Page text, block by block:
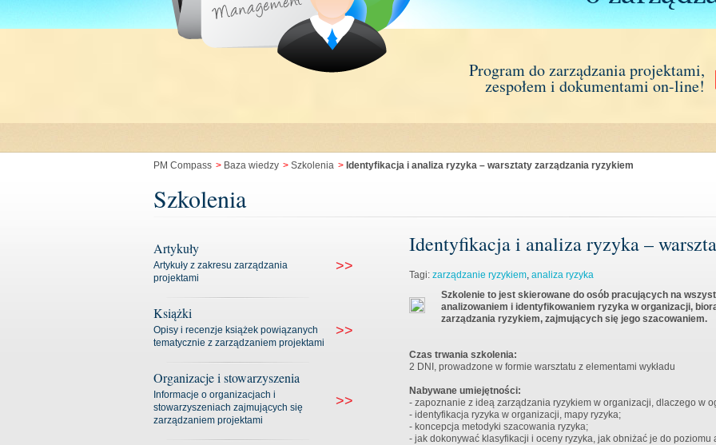
Program do zarządzania projektami,
zespołem i dokumentami on-line!
PM Compass > Baza wiedzy > Szkolenia > Identyfikacja i analiza ryzyka – warsztaty zarządzania ryzykiem
Szkolenia
Artykuły
Artykuły z zakresu zarządzania
projektami
>>
Książki
Opisy i recenzje książek powiązanych
tematycznie z zarządzaniem projektami
>>
Organizacje i stowarzyszenia
Informacje o organizacjach i
stowarzyszeniach zajmujących się
zarządzaniem projektami
>>
Identyfikacja i analiza ryzyka –
Tagi: zarządzanie ryzykiem, analiza ryzyka
Szkolenie to jest skierowane do osób pracujących na
analizowaniem i identyfikowaniem ryzyka w organizacji,
zarządzania ryzykiem, zajmujących się jego szacowaniem.
Czas trwania szkolenia:
2 DNI, prowadzone w formie warsztatu z elementami wykładu
Nabywane umiejętności:
- zapoznanie z ideą zarządzania ryzykiem w organizacji, dlaczego w
- identyfikacja ryzyka w organizacji, mapy ryzyka;
- koncepcja metodyki szacowania ryzyka;
- jak dokonywać klasyfikacji i oceny ryzyka, jak obniżać je do poziomu